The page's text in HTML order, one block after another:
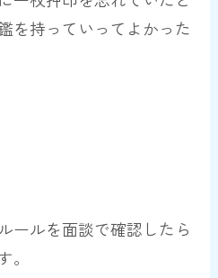
を持っていってよかった
ールを面談で確認したら